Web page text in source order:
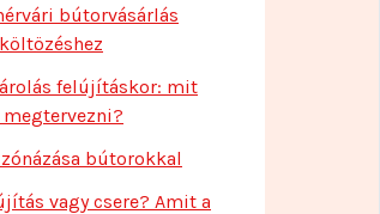
bútorvásárlás
felújításkor: mit
bútorokkal
vagy csere? Amit a